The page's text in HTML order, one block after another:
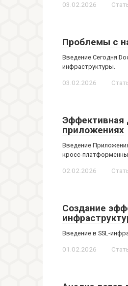
03.02.2026
Проблемы с
Введение Сегодня
инфраструктуры.
03.02.2026
Эффективная
приложениях
Введение
кросс-
02.02.2026
Создание
Введение в SSL-
01.02.2026